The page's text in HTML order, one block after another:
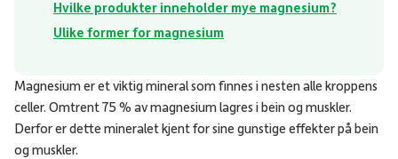
Hvilke produkter inneholder mye magnesium?
Ulike former for magnesium
Magnesium er et viktig mineral som finnes i nesten alle kroppens
celler. Omtrent 75 % av magnesium lagres i bein og muskler.
Derfor er dette mineralet kjent for sine gunstige effekter på bein
og muskler.